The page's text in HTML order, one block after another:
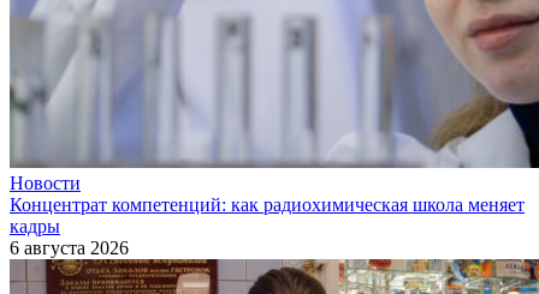
Новости
Концентрат компетенций: как радиохимическая школа меняет
кадры
6 августа 2026